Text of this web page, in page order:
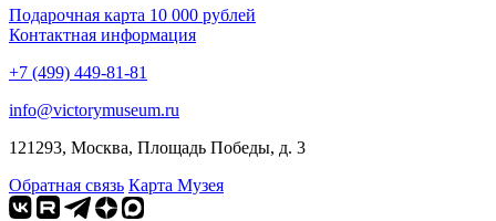
Подарочная карта 10 000 рублей
Контактная информация
+7 (499) 449-81-81
info@victorymuseum.ru
121293, Москва, Площадь Победы, д. 3
Обратная связь Карта Музея